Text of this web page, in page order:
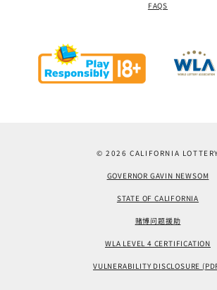
FAQS
© 2026 CALIFORNIA LOTTERY
GOVERNOR GAVIN NEWSOM
STATE OF CALIFORNIA
赌博问题援助
WLA LEVEL 4 CERTIFICATION
VULNERABILITY DISCLOSURE